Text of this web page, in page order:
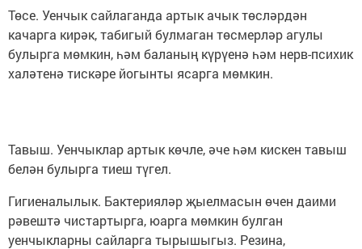
Төсе. Уенчык сайлаганда артык ачык төсләрдән
качарга кирәк, табигый булмаган төсмерләр агулы
булырга мөмкин, һәм баланың күрүенә һәм нерв-психик
халәтенә тискәре йогынты ясарга мөмкин.
Тавыш. Уенчыклар артык көчле, әче һәм кискен тавыш
белән булырга тиеш түгел.
Гигиеналылык. Бактерияләр җыелмасын өчен даими
рәвештә чистартырга, юарга мөмкин булган
уенчыкларны сайларга тырышыгыз. Резина,